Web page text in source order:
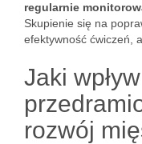
regularnie
Skupienie się na
efektywność ćwiczeń,
Jaki
rozwój